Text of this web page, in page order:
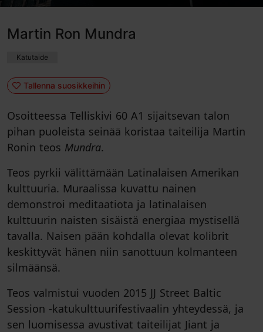
Martin Ron Mundra
Katutaide
Tallenna suosikkeihin
Osoitteessa Telliskivi 60 A1 sijaitsevan talon
pihan puoleista seinää koristaa taiteilija Martin
Ronin teos Mundra.
Teos pyrkii välittämään Latinalaisen Amerikan
kulttuuria. Muraalissa kuvattu nainen
demonstroi meditaatiota ja latinalaisen
kulttuurin naisten sisäistä energiaa mystisellä
tavalla. Naisen pään kohdalla olevat kolibrit
keskittyvät hänen niin sanottuun kolmanteen
silmäänsä.
Teos valmistui vuoden 2015 JJ Street Baltic
Session -katukulttuurifestivaalin yhteydessä, ja
sen luomisessa avustivat taiteilijat Jiant ja